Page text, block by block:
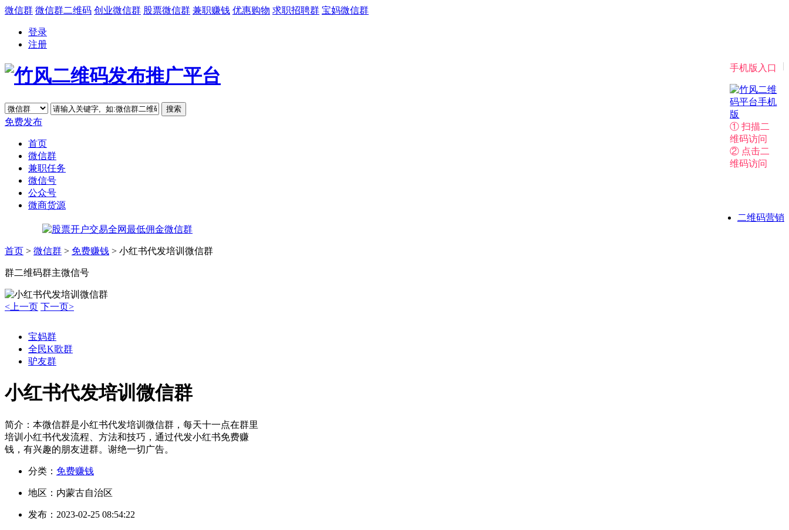
微信群 微信群二维码 创业微信群 股票微信群 兼职赚钱 优惠购物 求职招聘群 宝妈微信群
登录
注册
|
手机版入口
① 扫描二
维码访问
② 点击二
维码访问
免费发布
首页
微信群
兼职任务
微信号
公众号
微商货源
二维码营销
首页 > 微信群 > 免费赚钱 > 小红书代发培训微信群
群二维码群主微信号
<上一页 下一页>
宝妈群
全民K歌群
驴友群
小红书代发培训微信群
简介： 本微信群是小红书代发培训微信群，每天十一点在群里
培训小红书代发流程、方法和技巧，通过代发小红书免费赚
钱，有兴趣的朋友进群。谢绝一切广告。
分类： 免费赚钱
地区： 内蒙古自治区
发布： 2023-02-25 08:54:22